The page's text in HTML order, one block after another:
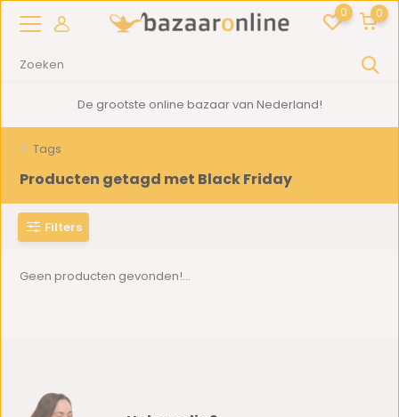
0 0
De grootste online bazaar van Nederland!
Tags
Producten getagd met Black Friday
Filters
Geen producten gevonden!...